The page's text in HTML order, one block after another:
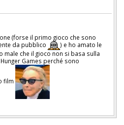
(forse il primo gioco che sono
da pubblico
) e ho amato le
male che il gioco non si basa sulla
Games perché sono
film